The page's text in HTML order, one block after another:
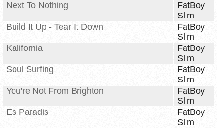
Next To Nothing
FatBoy
Slim
Build It Up - Tear It Down
FatBoy
Slim
Kalifornia
FatBoy
Slim
Soul Surfing
FatBoy
Slim
You're Not From Brighton
FatBoy
Slim
Es Paradis
FatBoy
Slim